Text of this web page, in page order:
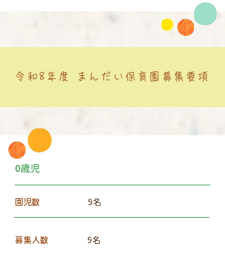
令和8年度 まんだい保育園募集要項
0歳児
園児数 9名
募集人数 9名